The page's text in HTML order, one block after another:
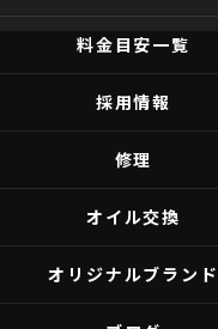
料金目安一覧
採用情報
修理
オイル交換
オリジナルブランド